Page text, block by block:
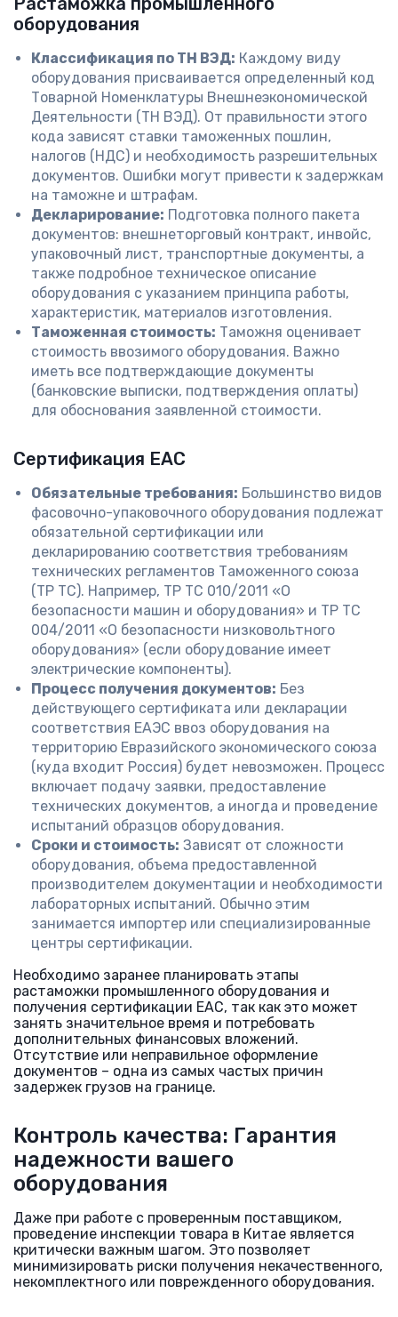
оборудования
Классификация по ТН ВЭД: Каждому виду
оборудования присваивается определенный код
Товарной Номенклатуры Внешнеэкономической
Деятельности (ТН ВЭД). От правильности этого
кода зависят ставки таможенных пошлин,
налогов (НДС) и необходимость разрешительных
документов. Ошибки могут привести к задержкам
на таможне и штрафам.
Декларирование: Подготовка полного пакета
документов: внешнеторговый контракт, инвойс,
упаковочный лист, транспортные документы, а
также подробное техническое описание
оборудования с указанием принципа работы,
характеристик, материалов изготовления.
Таможенная стоимость: Таможня оценивает
стоимость ввозимого оборудования. Важно
иметь все подтверждающие документы
(банковские выписки, подтверждения оплаты)
для обоснования заявленной стоимости.
Сертификация ЕАС
Обязательные требования: Большинство видов
фасовочно-упаковочного оборудования подлежат
обязательной сертификации или
декларированию соответствия требованиям
технических регламентов Таможенного союза
(ТР ТС). Например, ТР ТС 010/2011 «О
безопасности машин и оборудования» и ТР ТС
004/2011 «О безопасности низковольтного
оборудования» (если оборудование имеет
электрические компоненты).
Процесс получения документов: Без
действующего сертификата или декларации
соответствия ЕАЭС ввоз оборудования на
территорию Евразийского экономического союза
(куда входит Россия) будет невозможен. Процесс
включает подачу заявки, предоставление
технических документов, а иногда и проведение
испытаний образцов оборудования.
Сроки и стоимость: Зависят от сложности
оборудования, объема предоставленной
производителем документации и необходимости
лабораторных испытаний. Обычно этим
занимается импортер или специализированные
центры сертификации.
Необходимо заранее планировать этапы
растаможки промышленного оборудования и
получения сертификации ЕАС, так как это может
занять значительное время и потребовать
дополнительных финансовых вложений.
Отсутствие или неправильное оформление
документов – одна из самых частых причин
задержек грузов на границе.
Контроль качества: Гарантия
надежности вашего
оборудования
Даже при работе с проверенным поставщиком,
проведение инспекции товара в Китае является
критически важным шагом. Это позволяет
минимизировать риски получения некачественного,
некомплектного или поврежденного оборудования.